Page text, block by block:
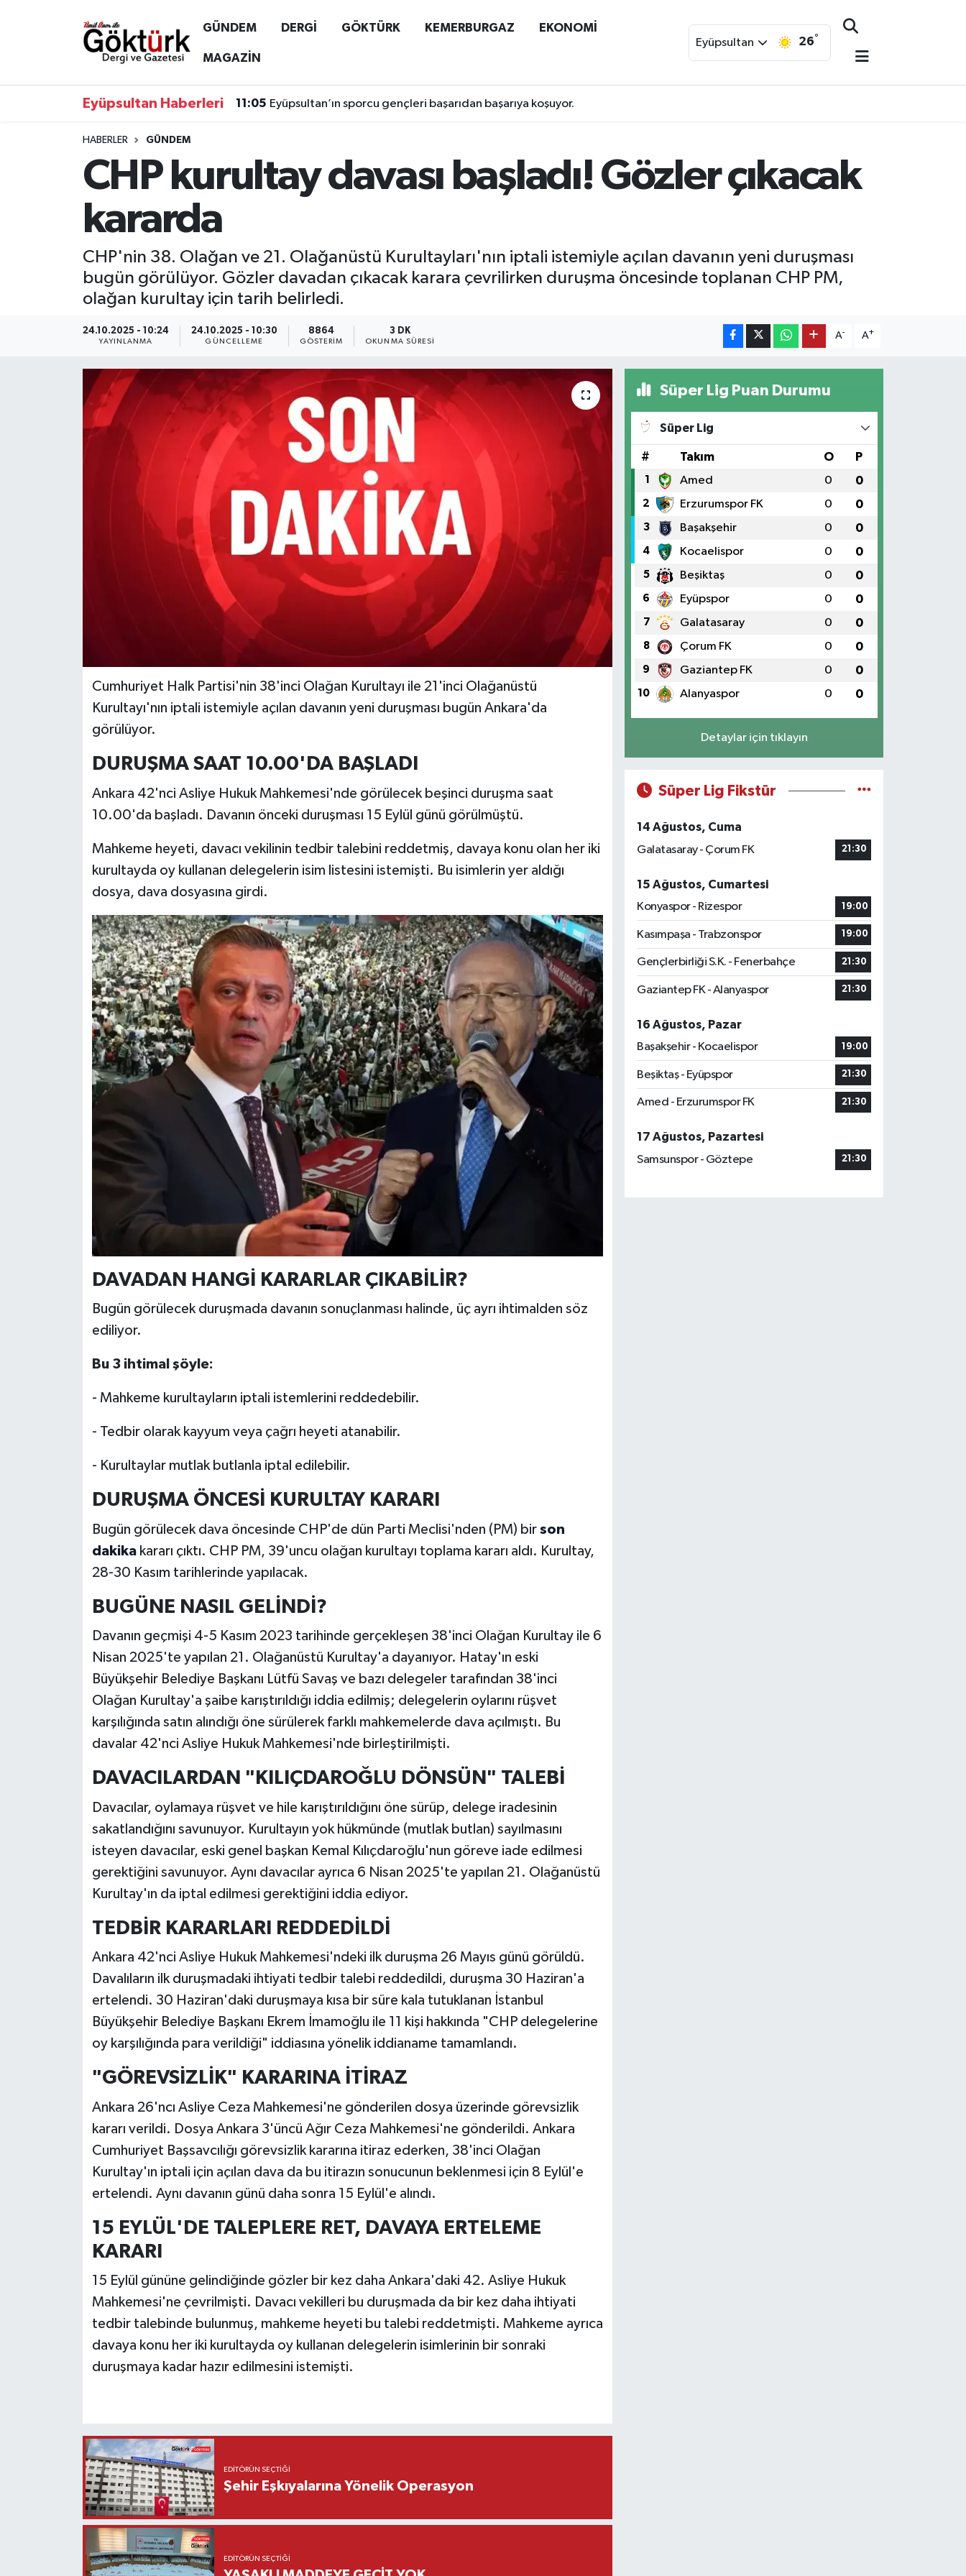
GÜNDEM DERGİ GÖKTÜRK KEMERBURGAZ EKONOMİ
MAGAZİN
Eyüpsultan 26°
Eyüpsultan Haberleri 11:05 Eyüpsultan’ın sporcu gençleri başarıdan başarıya koşuyor.
HABERLER GÜNDEM
CHP kurultay davası başladı! Gözler çıkacak
kararda
CHP'nin 38. Olağan ve 21. Olağanüstü Kurultayları'nın iptali istemiyle açılan davanın yeni duruşması
bugün görülüyor. Gözler davadan çıkacak karara çevrilirken duruşma öncesinde toplanan CHP PM,
olağan kurultay için tarih belirledi.
24.10.2025 - 10:24
YAYINLANMA
24.10.2025 - 10:30
GÜNCELLEME
8864
GÖSTERIM
3 DK
OKUNMA SÜRESI
A- A+
Cumhuriyet Halk Partisi'nin 38'inci Olağan Kurultayı ile 21'inci Olağanüstü
Kurultayı'nın iptali istemiyle açılan davanın yeni duruşması bugün Ankara'da
görülüyor.
DURUŞMA SAAT 10.00'DA BAŞLADI
Ankara 42'nci Asliye Hukuk Mahkemesi'nde görülecek beşinci duruşma saat
10.00'da başladı. Davanın önceki duruşması 15 Eylül günü görülmüştü.
Mahkeme heyeti, davacı vekilinin tedbir talebini reddetmiş, davaya konu olan her iki
kurultayda oy kullanan delegelerin isim listesini istemişti. Bu isimlerin yer aldığı
dosya, dava dosyasına girdi.
DAVADAN HANGİ KARARLAR ÇIKABİLİR?
Bugün görülecek duruşmada davanın sonuçlanması halinde, üç ayrı ihtimalden söz
ediliyor.
Bu 3 ihtimal şöyle:
- Mahkeme kurultayların iptali istemlerini reddedebilir.
- Tedbir olarak kayyum veya çağrı heyeti atanabilir.
- Kurultaylar mutlak butlanla iptal edilebilir.
DURUŞMA ÖNCESİ KURULTAY KARARI
Bugün görülecek dava öncesinde CHP'de dün Parti Meclisi'nden (PM) bir son
dakikakararı çıktı. CHP PM, 39'uncu olağan kurultayı toplama kararı aldı. Kurultay,
28-30 Kasım tarihlerinde yapılacak.
BUGÜNE NASIL GELİNDİ?
Davanın geçmişi 4-5 Kasım 2023 tarihinde gerçekleşen 38'inci Olağan Kurultay ile 6
Nisan 2025'te yapılan 21. Olağanüstü Kurultay'a dayanıyor. Hatay'ın eski
Büyükşehir Belediye Başkanı Lütfü Savaş ve bazı delegeler tarafından 38'inci
Olağan Kurultay'a şaibe karıştırıldığı iddia edilmiş; delegelerin oylarını rüşvet
karşılığında satın alındığı öne sürülerek farklı mahkemelerde dava açılmıştı. Bu
davalar 42'nci Asliye Hukuk Mahkemesi'nde birleştirilmişti.
DAVACILARDAN "KILIÇDAROĞLU DÖNSÜN" TALEBİ
Davacılar, oylamaya rüşvet ve hile karıştırıldığını öne sürüp, delege iradesinin
sakatlandığını savunuyor. Kurultayın yok hükmünde (mutlak butlan) sayılmasını
isteyen davacılar, eski genel başkan Kemal Kılıçdaroğlu'nun göreve iade edilmesi
gerektiğini savunuyor. Aynı davacılar ayrıca 6 Nisan 2025'te yapılan 21. Olağanüstü
Kurultay'ın da iptal edilmesi gerektiğini iddia ediyor.
TEDBİR KARARLARI REDDEDİLDİ
Ankara 42'nci Asliye Hukuk Mahkemesi'ndeki ilk duruşma 26 Mayıs günü görüldü.
Davalıların ilk duruşmadaki ihtiyati tedbir talebi reddedildi, duruşma 30 Haziran'a
ertelendi. 30 Haziran'daki duruşmaya kısa bir süre kala tutuklanan İstanbul
Büyükşehir Belediye Başkanı Ekrem İmamoğlu ile 11 kişi hakkında "CHP delegelerine
oy karşılığında para verildiği" iddiasına yönelik iddianame tamamlandı.
"GÖREVSİZLİK" KARARINA İTİRAZ
Ankara 26'ncı Asliye Ceza Mahkemesi'ne gönderilen dosya üzerinde görevsizlik
kararı verildi. Dosya Ankara 3'üncü Ağır Ceza Mahkemesi'ne gönderildi. Ankara
Cumhuriyet Başsavcılığı görevsizlik kararına itiraz ederken, 38'inci Olağan
Kurultay'ın iptali için açılan dava da bu itirazın sonucunun beklenmesi için 8 Eylül'e
ertelendi. Aynı davanın günü daha sonra 15 Eylül'e alındı.
15 EYLÜL'DE TALEPLERE RET, DAVAYA ERTELEME
KARARI
15 Eylül gününe gelindiğinde gözler bir kez daha Ankara'daki 42. Asliye Hukuk
Mahkemesi'ne çevrilmişti. Davacı vekilleri bu duruşmada da bir kez daha ihtiyati
tedbir talebinde bulunmuş, mahkeme heyeti bu talebi reddetmişti. Mahkeme ayrıca
davaya konu her iki kurultayda oy kullanan delegelerin isimlerinin bir sonraki
duruşmaya kadar hazır edilmesini istemişti.
EDITÖRÜN SEÇTIĞI
Şehir Eşkıyalarına Yönelik Operasyon
EDITÖRÜN SEÇTIĞI
Süper Lig Puan Durumu
Süper Lig
# Takım O P
1 Amed 0 0
2 Erzurumspor FK 0 0
3 Başakşehir 0 0
4 Kocaelispor 0 0
5 Beşiktaş 0 0
6 Eyüpspor 0 0
7 Galatasaray 0 0
8 Çorum FK 0 0
9 Gaziantep FK 0 0
10 Alanyaspor 0 0
Detaylar için tıklayın
Süper Lig Fikstür
14 Ağustos, Cuma
Galatasaray - Çorum FK
21:30
15 Ağustos, Cumartesi
Konyaspor - Rizespor
19:00
Kasımpaşa - Trabzonspor 19:00
Gençlerbirliği S.K. - Fenerbahçe 21:30
Gaziantep FK - Alanyaspor 21:30
16 Ağustos, Pazar
Başakşehir - Kocaelispor
19:00
Beşiktaş - Eyüpspor 21:30
Amed - Erzurumspor FK 21:30
17 Ağustos, Pazartesi
Samsunspor - Göztepe
21:30
Anne Çocuk
GÖKTÜRK
KEMERBURGAZ
KÜLTÜR - SANAT
Eyüpsultan Hava Durumu
Tüm Manşetler
Son Dakika Haberleri